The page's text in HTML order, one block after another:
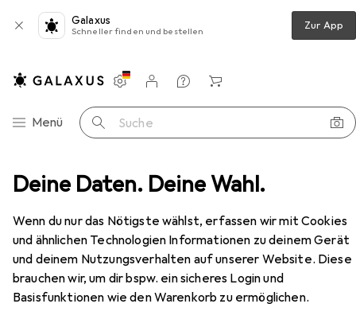
Deine Daten. Deine Wahl.
Wenn du nur das Nötigste wählst, erfassen wir mit Cookies
und ähnlichen Technologien Informationen zu deinem Gerät
und deinem Nutzungsverhalten auf unserer Website. Diese
brauchen wir, um dir bspw. ein sicheres Login und
Basisfunktionen wie den Warenkorb zu ermöglichen.
Galaxus
Schneller finden und bestellen Zur App
Navigation nach Kategorien
Menü Suche
Einstellungen
Kundenkonto
Vergleichslisten
Merklisten
Warenkorb
Leinwand Celexon Motor Professional Plus
EUR
669,49
CelexonMotor Professional Plus
118", 4:3